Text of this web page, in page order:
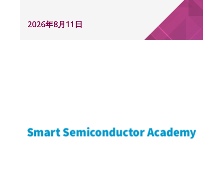
2026年8月11日